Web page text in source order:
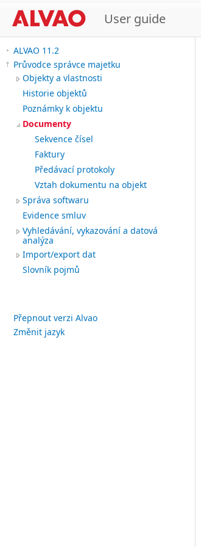
User guide
ALVAO 11.2
Průvodce správce majetku
Objekty a vlastnosti
Historie objektů
Poznámky k objektu
Documenty
Sekvence čísel
Faktury
Předávací protokoly
Vztah dokumentu na objekt
Správa softwaru
Evidence smluv
Vyhledávání, vykazování a datová
analýza
Import/export dat
Slovník pojmů
Přepnout verzi Alvao
Změnit jazyk